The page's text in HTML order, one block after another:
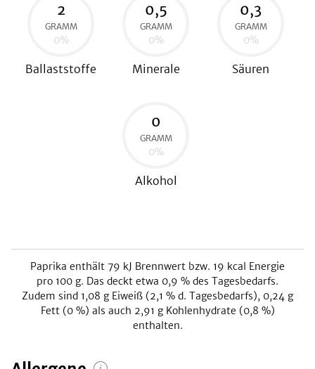
2
GRAMM
0%
Ballaststoffe
0,5
GRAMM
0%
Minerale
0,3
GRAMM
0%
Säuren
0
GRAMM
0%
Alkohol
Paprika enthält 79 kJ Brennwert bzw. 19 kcal Energie
pro 100 g. Das deckt etwa 0,9 % des Tagesbedarfs.
Zudem sind 1,08 g Eiweiß (2,1 % d. Tagesbedarfs), 0,24 g
Fett (0%) als auch 2,91 g Kohlenhydrate (0,8 %)
enthalten.